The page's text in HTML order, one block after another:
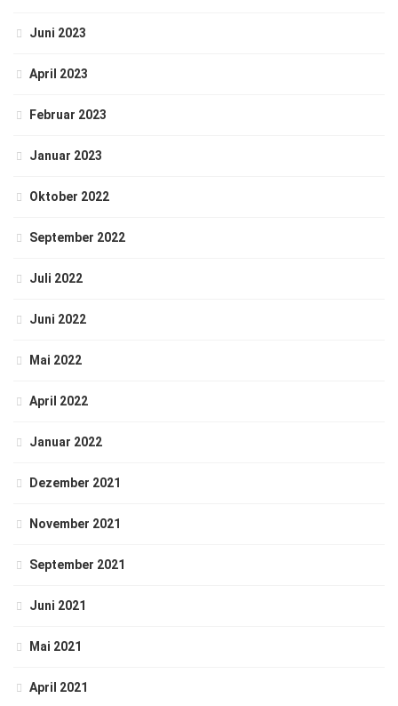
Juni 2023
April 2023
Februar 2023
Januar 2023
Oktober 2022
September 2022
Juli 2022
Juni 2022
Mai 2022
April 2022
Januar 2022
Dezember 2021
November 2021
September 2021
Juni 2021
Mai 2021
April 2021